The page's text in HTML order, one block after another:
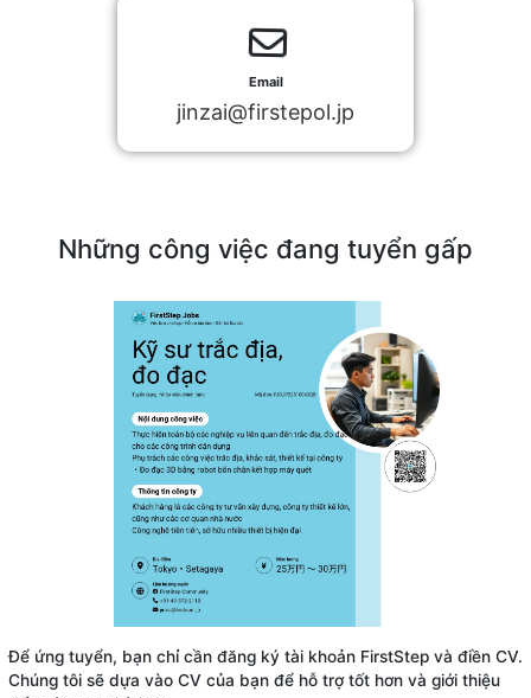
Email
jinzai@firstepol.jp
Những công việc đang tuyển gấp
Để ứng tuyển, bạn chỉ cần đăng ký tài khoản FirstStep và điền CV.
Chúng tôi sẽ dựa vào CV của bạn để hỗ trợ tốt hơn và giới thiệu